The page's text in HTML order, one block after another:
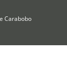
Carabobo